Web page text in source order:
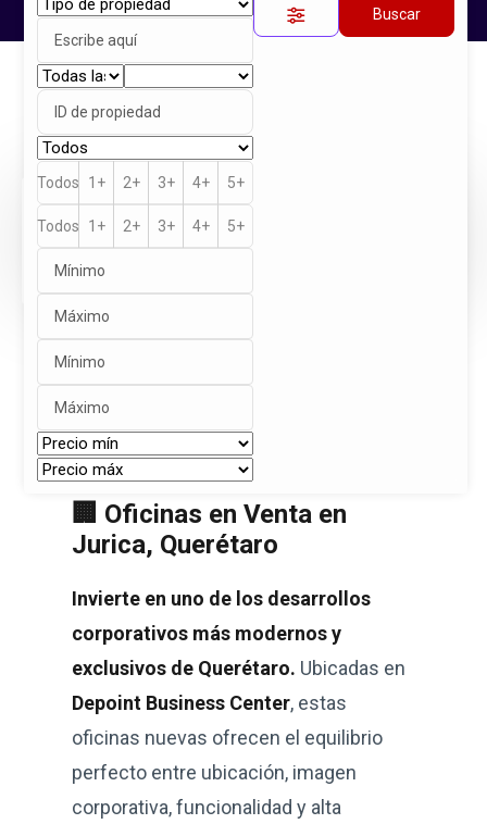
Todos 1+ 2+ 3+ 4+ 5+
Todos 1+ 2+ 3+ 4+ 5+
Buscar
Propiedad única
$2,510,000
Venta
Descripción
🏢 Oficinas en Venta en
Jurica, Querétaro
Invierte en uno de los desarrollos
corporativos más modernos y
exclusivos de Querétaro. Ubicadas en
Depoint Business Center, estas
oficinas nuevas ofrecen el equilibrio
perfecto entre ubicación, imagen
corporativa, funcionalidad y alta